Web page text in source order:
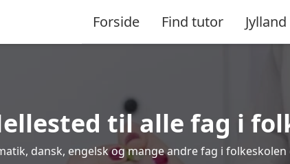
Forside Find tutor Jylland
til alle fag i
dansk, engelsk og mange andre fag i